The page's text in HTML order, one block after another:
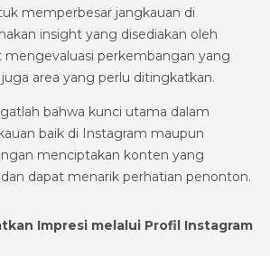
memperbesar jangkauan di
insight yang disediakan oleh
mengevaluasi perkembangan yang
area yang perlu ditingkatkan.
bahwa kunci utama dalam
baik di Instagram maupun
menciptakan konten yang
dapat menarik perhatian penonton.
Impresi melalui Profil Instagram